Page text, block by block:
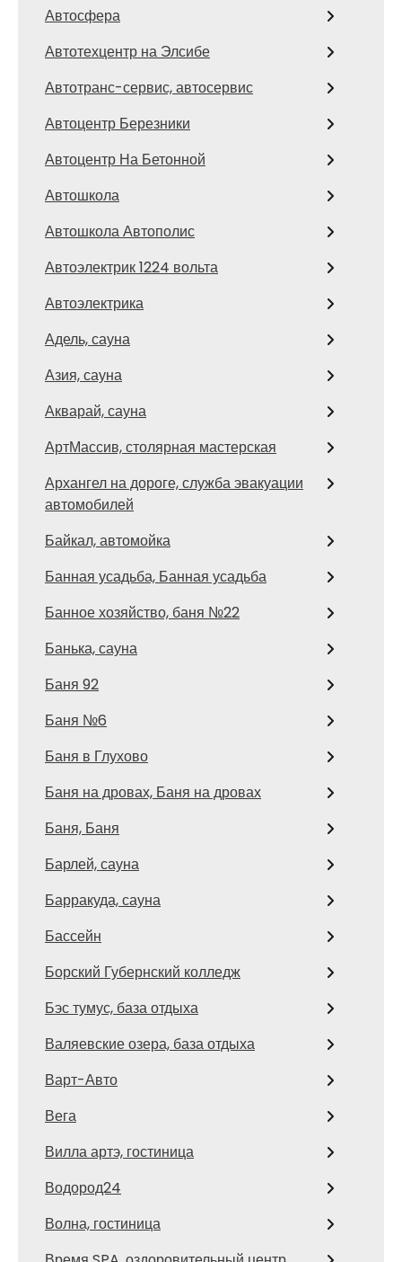
Автосфера
Автотехцентр на Элсибе
Автотранс-сервис, автосервис
Автоцентр Березники
Автоцентр На Бетонной
Автошкола
Автошкола Автополис
Автоэлектрик 1224 вольта
Автоэлектрика
Адель, сауна
Азия, сауна
Акварай, сауна
АртМассив, столярная мастерская
Архангел на дороге, служба эвакуации
автомобилей
Байкал, автомойка
Банная усадьба, Банная усадьба
Банное хозяйство, баня №22
Банька, сауна
Баня 92
Баня №6
Баня в Глухово
Баня на дровах, Баня на дровах
Баня, Баня
Барлей, сауна
Барракуда, сауна
Бассейн
Борский Губернский колледж
Бэс тумус, база отдыха
Валяевские озера, база отдыха
Варт-Авто
Вега
Вилла артэ, гостиница
Водород24
Волна, гостиница